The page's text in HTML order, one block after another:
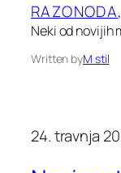
RAZONODA
Neki od novijih
Written byM stil
24. travnja